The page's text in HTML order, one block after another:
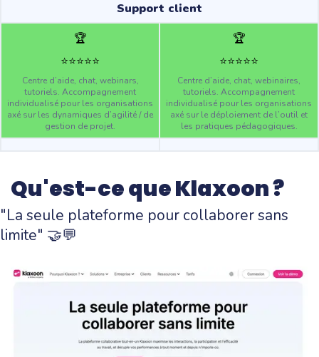
Support client
🏆
⭐️⭐️⭐️⭐️⭐️
Centre d’aide, chat, webinars,
tutoriels. Accompagnement
individualisé pour les organisations
axé sur les dynamiques d’agilité / de
gestion de projet.
🏆
⭐️⭐️⭐️⭐️⭐️
Centre d’aide, chat, webinaires,
tutoriels. Accompagnement
individualisé pour les organisations
axé sur le déploiement de l’outil et
les pratiques pédagogiques.
Qu'est-ce que Klaxoon ?
"La seule plateforme pour collaborer sans
limite" 🤝💬